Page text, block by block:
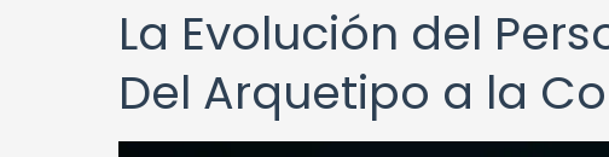
La Evolución del
Del Arquetipo a la